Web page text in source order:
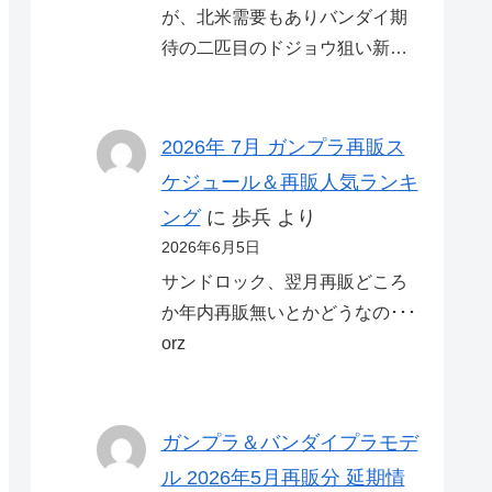
が、北米需要もありバンダイ期
待の二匹目のドジョウ狙い新…
2026年 7月 ガンプラ再販ス
ケジュール＆再販人気ランキ
ングに 歩兵より
2026年6月5日
サンドロック、翌月再販どころ
か年内再販無いとかどうなの･･･
orz
ガンプラ＆バンダイプラモデ
ル 2026年5月再販分 延期情